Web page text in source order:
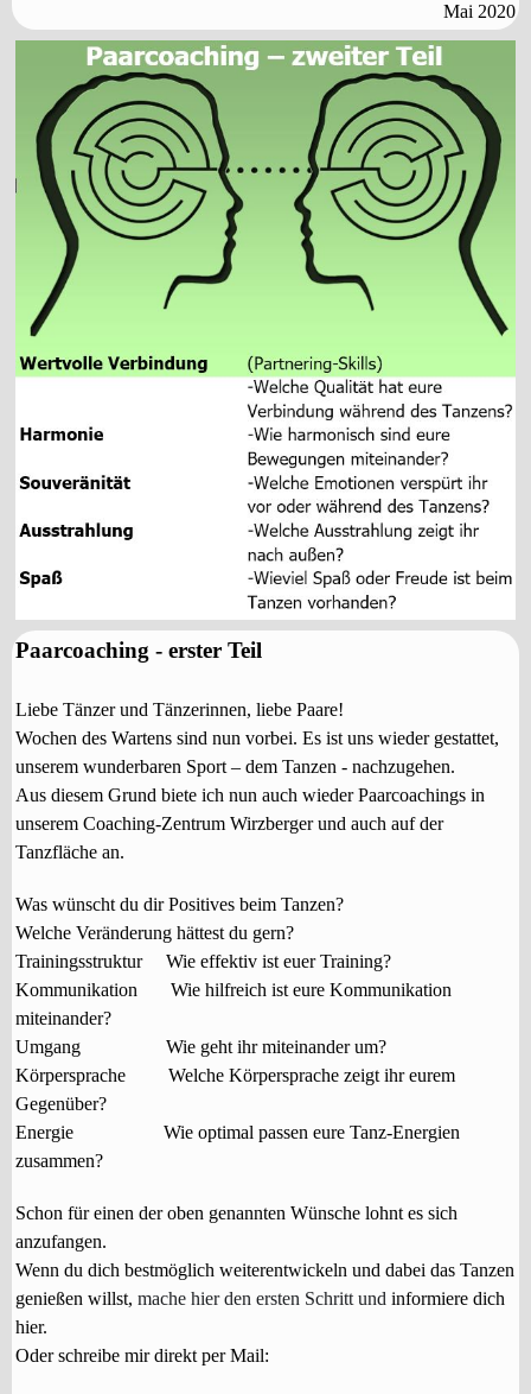
Mai 2020
Paarcoaching - erster Teil
Liebe Tänzer und Tänzerinnen, liebe Paare!
Wochen des Wartens sind nun vorbei. Es ist uns wieder gestattet,
unserem wunderbaren Sport – dem Tanzen - nachzugehen.
Aus diesem Grund biete ich nun auch wieder Paarcoachings in
unserem Coaching-Zentrum Wirzberger und auch auf der
Tanzfläche an.
Was wünscht du dir Positives beim Tanzen?
Welche Veränderung hättest du gern?
Trainingsstruktur
Wie effektiv ist euer Training?
Kommunikation
Wie hilfreich ist eure Kommunikation
miteinander?
Umgang
Wie geht ihr miteinander um?
Körpersprache
Welche Körpersprache zeigt ihr eurem
Gegenüber?
Energie
Wie optimal passen eure Tanz-Energien
zusammen?
Schon für einen der oben genannten Wünsche lohnt es sich
anzufangen.
Wenn du dich bestmöglich weiterentwickeln und dabei das Tanzen
genießen willst, mache hier den ersten Schritt und informiere dich
hier.
Oder schreibe mir direkt per Mail: